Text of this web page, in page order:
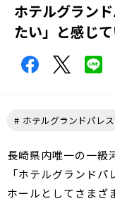
ホテルグラン
たい」と感じ
ホテルグランドパレ
長崎県内唯一の一級
「ホテルグランド
ホールとしてさまざ